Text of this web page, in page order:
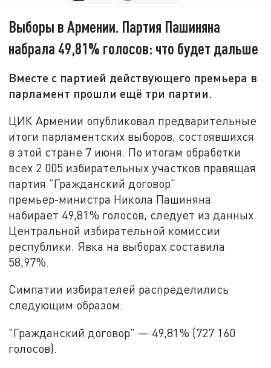
Выборы в Армении. Партия Пашиняна
набрала 49,81% голосов: что будет дальше
Вместе с партией действующего премьера в
парламент прошли ещё три партии.
ЦИК Армении опубликовал предварительные
итоги парламентских выборов, состоявшихся
в этой стране 7 июня. По итогам обработки
всех 2 005 избирательных участков правящая
партия "Гражданский договор"
премьер‑министра Никола Пашиняна
набирает 49,81% голосов, следует из данных
Центральной избирательной комиссии
республики. Явка на выборах составила
58,97%.
Симпатии избирателей распределились
следующим образом:
"Гражданский договор" — 49,81% (727 160
голосов).